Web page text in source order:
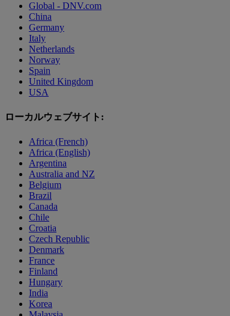
Global - DNV.com
China
Germany
Italy
Netherlands
Norway
Spain
United Kingdom
USA
ローカルウェブサイト:
Africa (French)
Africa (English)
Argentina
Australia and NZ
Belgium
Brazil
Canada
Chile
Croatia
Czech Republic
Denmark
France
Finland
Hungary
India
Korea